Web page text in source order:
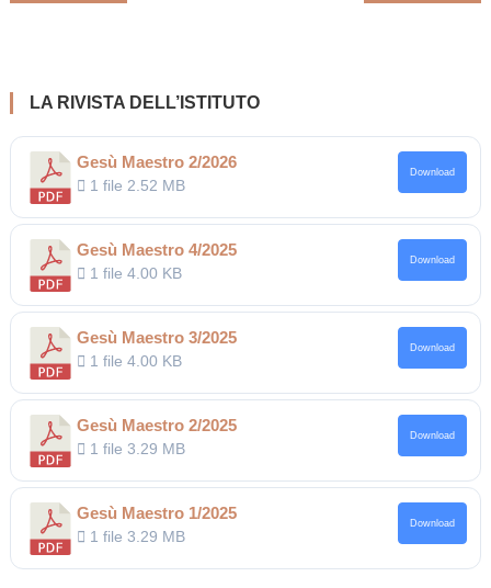
LA RIVISTA DELL’ISTITUTO
Gesù Maestro 2/2026
1 file 2.52 MB
Download
Gesù Maestro 4/2025
1 file4.00 KB
Download
Gesù Maestro 3/2025
1 file4.00 KB
Download
Gesù Maestro 2/2025
1 file3.29 MB
Download
Gesù Maestro 1/2025
1 file3.29 MB
Download